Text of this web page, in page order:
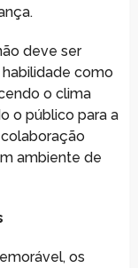
deve ser
como
o clima
o público para a
ambiente de
os